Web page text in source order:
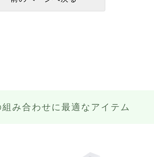
み合わせに最適なアイテム